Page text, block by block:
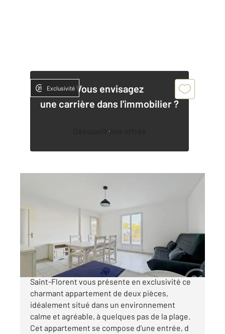
Vous envisagez
une carrière dans l'immobilier ?
Découvrir nos offres
Exclusivité
Appartement T2 à vendre
276 500 €
Votre agence Century 21 Dary Immobilier à
Saint-Florent vous présente en exclusivité ce
charmant appartement de deux pièces,
idéalement situé dans un environnement
calme et agréable, à quelques pas de la plage.
Cet appartement se compose d'une entrée, d